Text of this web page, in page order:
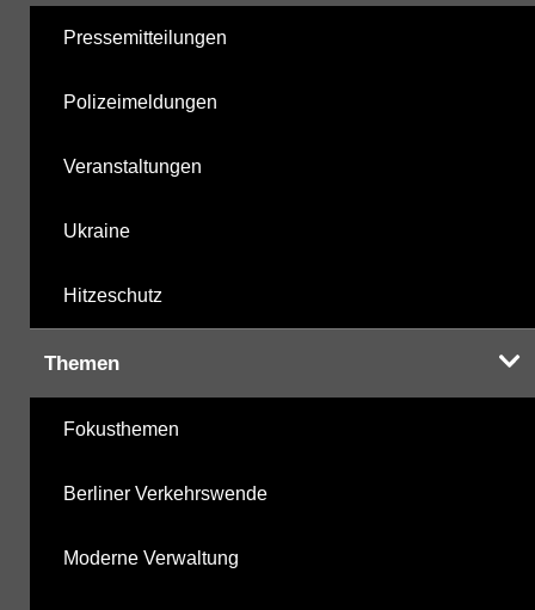
Pressemitteilungen
Polizeimeldungen
Veranstaltungen
Ukraine
Hitzeschutz
Themen
Fokusthemen
Berliner Verkehrswende
Moderne Verwaltung